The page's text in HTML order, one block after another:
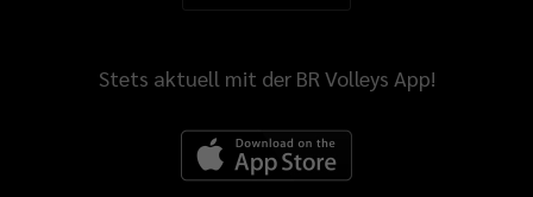
Stets aktuell mit der BR Volleys App!